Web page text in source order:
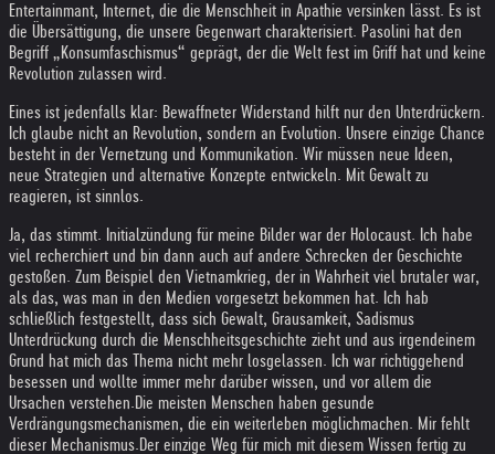
Entertainmant, Internet, die die Menschheit in Apathie versinken lässt. Es ist
die Übersättigung, die unsere Gegenwart charakterisiert. Pasolini hat den
Begriff „Konsumfaschismus“ geprägt, der die Welt fest im Griff hat und keine
Revolution zulassen wird.
Eines ist jedenfalls klar: Bewaffneter Widerstand hilft nur den Unterdrückern.
Ich glaube nicht an Revolution, sondern an Evolution. Unsere einzige Chance
besteht in der Vernetzung und Kommunikation. Wir müssen neue Ideen,
neue Strategien und alternative Konzepte entwickeln. Mit Gewalt zu
reagieren, ist sinnlos.
Ja, das stimmt. Initialzündung für meine Bilder war der Holocaust. Ich habe
viel recherchiert und bin dann auch auf andere Schrecken der Geschichte
gestoßen. Zum Beispiel den Vietnamkrieg, der in Wahrheit viel brutaler war,
als das, was man in den Medien vorgesetzt bekommen hat. Ich hab
schließlich festgestellt, dass sich Gewalt, Grausamkeit, Sadismus
Unterdrückung durch die Menschheitsgeschichte zieht und aus irgendeinem
Grund hat mich das Thema nicht mehr losgelassen. Ich war richtiggehend
besessen und wollte immer mehr darüber wissen, und vor allem die
Ursachen verstehen. Die meisten Menschen haben gesunde
Verdrängungsmechanismen, die ein weiterleben möglichmachen. Mir fehlt
dieser Mechanismus. Der einzige Weg für mich mit diesem Wissen fertig zu